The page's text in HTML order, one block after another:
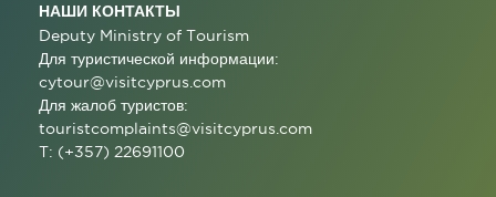
НАШИ КОНТАКТЫ
Deputy Ministry of Tourism
Для туристической информации:
cytour@visitcyprus.com
Для жалоб туристов:
touristcomplaints@visitcyprus.com
T: (+357) 22691100